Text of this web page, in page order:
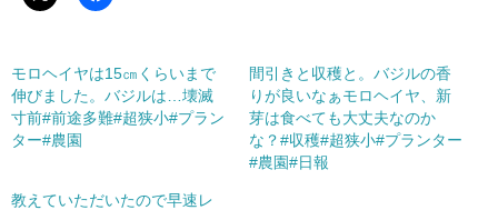
モロヘイヤは15㎝くらいまで
伸びました。バジルは…壊滅
寸前#前途多難#超狭小#プラン
ター#農園
間引きと収穫と。バジルの香
りが良いなぁモロヘイヤ、新
芽は食べても大丈夫なのか
な？#収穫#超狭小#プランター
#農園#日報
教えていただいたので早速レ